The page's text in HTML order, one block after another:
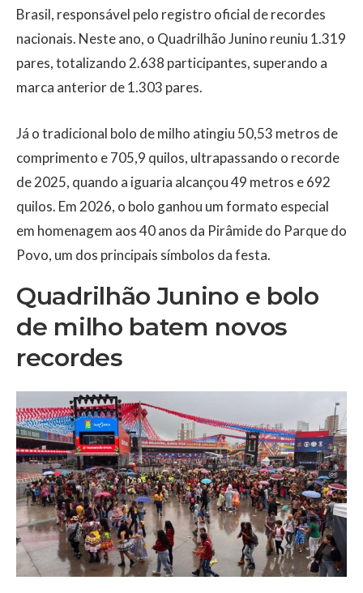
Brasil, responsável pelo registro oficial de recordes
nacionais. Neste ano, o Quadrilhão Junino reuniu 1.319
pares, totalizando 2.638 participantes, superando a
marca anterior de 1.303 pares.
Já o tradicional bolo de milho atingiu 50,53 metros de
comprimento e 705,9 quilos, ultrapassando o recorde
de 2025, quando a iguaria alcançou 49 metros e 692
quilos. Em 2026, o bolo ganhou um formato especial
em homenagem aos 40 anos da Pirâmide do Parque do
Povo, um dos principais símbolos da festa.
Quadrilhão Junino e bolo
de milho batem novos
recordes